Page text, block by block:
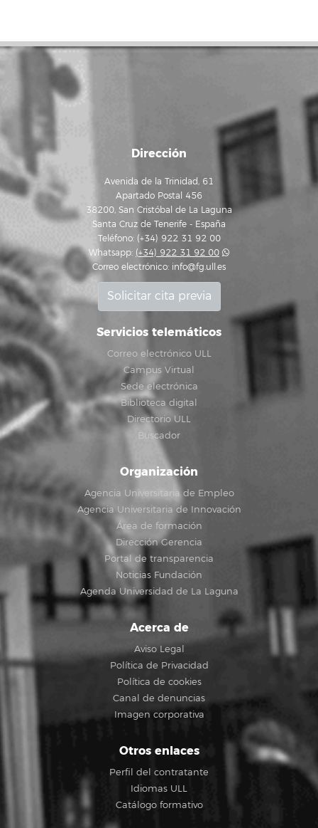
Dirección
Avenida de la Trinidad, 61
Apartado Postal 456
38200, San Cristóbal de La Laguna
Santa Cruz de Tenerife - España
Teléfono: (+34) 922 31 92 00
Whatsapp: (+34) 922 31 92 00
Correo electrónico: info@fg.ull.es
Solicitar cita previa
Servicios telemáticos
Correo electrónico ULL
Campus Virtual
Sede electrónica
Biblioteca digital
Directorio ULL
Buscador
Organización
Agencia Universitaria de Empleo
Agencia Universitaria de Innovación
Área de formación
Dirección Gerencia
Portal de transparencia
Noticias Fundación
Agenda Universidad de La Laguna
Acerca de
Aviso Legal
Política de Privacidad
Política de cookies
Canal de denuncias
Imagen corporativa
Otros enlaces
Perfil del contratante
Idiomas ULL
Catálogo formativo